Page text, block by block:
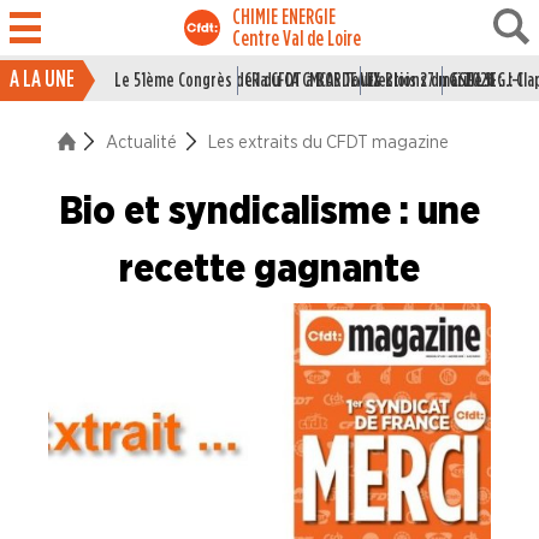
CHIMIE ENERGIE
Centre Val de Loire
ACTUALITÉ
La vie du Syndicat
Des branches professionne
A la "Une"
Les extraits du CFDT magazine
A LA UNE Le 51ème Congrès de la CFDT à BORDEAUX
CR du CA CMCAS Tours Blois 27 mai 2026
Elections du CSE LSI : J-1
Grille IEG :
Actualité Les extraits du CFDT magazine
Bio et syndicalisme : une
recette gagnante